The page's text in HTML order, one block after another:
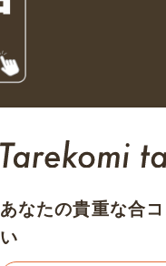
あなたの貴重な合
い